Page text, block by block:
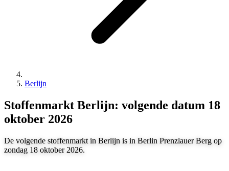
Berlijn
Stoffenmarkt Berlijn: volgende datum 18
oktober 2026
De volgende stoffenmarkt in Berlijn is in Berlin Prenzlauer Berg op
zondag 18 oktober 2026.